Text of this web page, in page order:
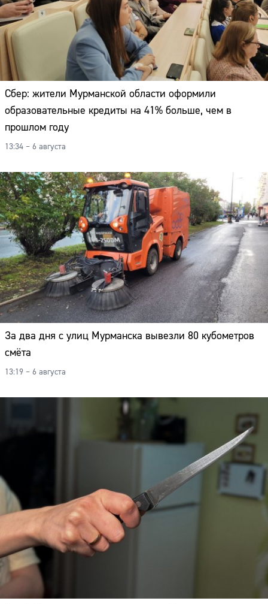
Сбер: жители Мурманской области оформили
образовательные кредиты на 41% больше, чем в
прошлом году
13:34 – 6 августа
За два дня с улиц Мурманска вывезли 80 кубометров
смёта
13:19 – 6 августа